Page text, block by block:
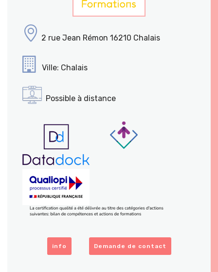
2 rue Jean Rémon 16210 Chalais
Ville: Chalais
Possible à distance
info Demande de contact